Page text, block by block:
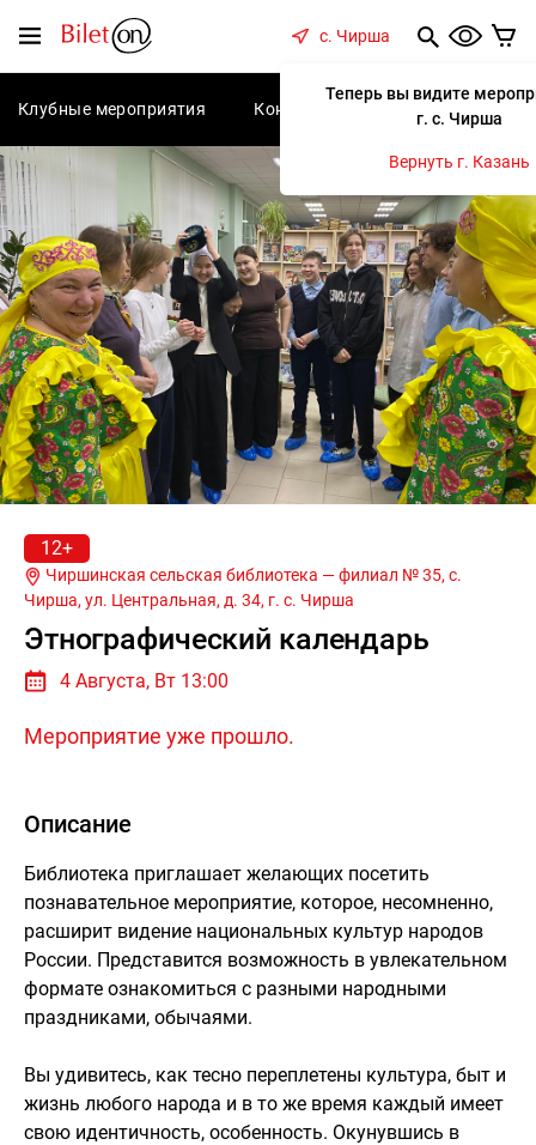
Меню
с. Чирша
Теперь вы видите
г. с. Чирша
Вернуть г. Казань
Клубные мероприятия Концерты Спектакли
12+
Чирша, ул. Центральная, д. 34, г. с. Чирша
Этнографический календарь
4 Августа, Вт 13:00
Мероприятие уже прошло.
Описание
Библиотека приглашает желающих посетить
познавательное мероприятие, которое, несомненно,
расширит видение национальных культур народов
России. Представится возможность в увлекательном
формате ознакомиться с разными народными
праздниками, обычаями.
Вы удивитесь, как тесно переплетены культура, быт и
жизнь любого народа и в то же время каждый имеет
свою идентичность, особенность. Окунувшись в